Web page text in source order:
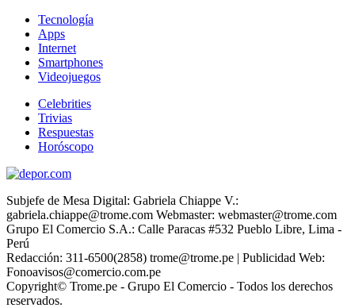
Tecnología
Apps
Internet
Smartphones
Videojuegos
Celebrities
Trivias
Respuestas
Horóscopo
Subjefe de Mesa Digital: Gabriela Chiappe V.:
gabriela.chiappe@trome.com Webmaster: webmaster@trome.com
Grupo El Comercio S.A.: Calle Paracas #532 Pueblo Libre, Lima -
Perú
Redacción: 311-6500(2858) trome@trome.pe | Publicidad Web:
Fonoavisos@comercio.com.pe
Copyright© Trome.pe - Grupo El Comercio - Todos los derechos
reservados.